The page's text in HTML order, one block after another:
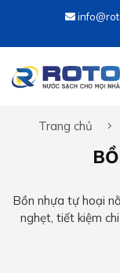
Trang chủ
Bồn nhựa tự hoại
nghẹt, tiết kiệm